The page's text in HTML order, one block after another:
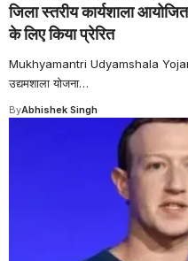
जिला स्तरीय कार्यशाला
के लिए किया प्रेरित
Mukhyamantri Udyamshala
उद्यमशाला योजना…
ByAbhishek Singh